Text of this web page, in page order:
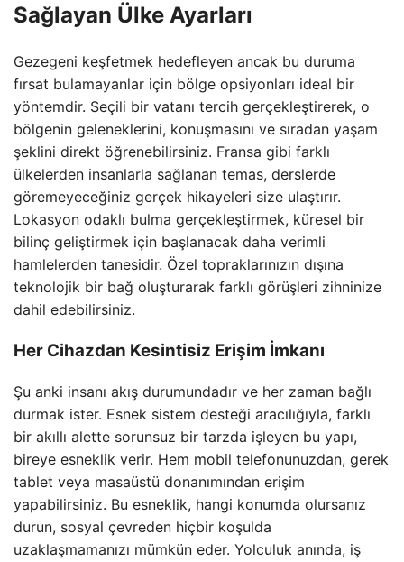
Sağlayan Ülke Ayarları
Gezegeni keşfetmek hedefleyen ancak bu duruma
fırsat bulamayanlar için bölge opsiyonları ideal bir
yöntemdir. Seçili bir vatanı tercih gerçekleştirerek, o
bölgenin geleneklerini, konuşmasını ve sıradan yaşam
şeklini direkt öğrenebilirsiniz. Fransa gibi farklı
ülkelerden insanlarla sağlanan temas, derslerde
göremeyeceğiniz gerçek hikayeleri size ulaştırır.
Lokasyon odaklı bulma gerçekleştirmek, küresel bir
bilinç geliştirmek için başlanacak daha verimli
hamlelerden tanesidir. Özel topraklarınızın dışına
teknolojik bir bağ oluşturarak farklı görüşleri zihninize
dahil edebilirsiniz.
Her Cihazdan Kesintisiz Erişim İmkanı
Şu anki insanı akış durumundadır ve her zaman bağlı
durmak ister. Esnek sistem desteği aracılığıyla, farklı
bir akıllı alette sorunsuz bir tarzda işleyen bu yapı,
bireye esneklik verir. Hem mobil telefonunuzdan, gerek
tablet veya masaüstü donanımından erişim
yapabilirsiniz. Bu esneklik, hangi konumda olursanız
durun, sosyal çevreden hiçbir koşulda
uzaklaşmamanızı mümkün eder. Yolculuk anında, iş